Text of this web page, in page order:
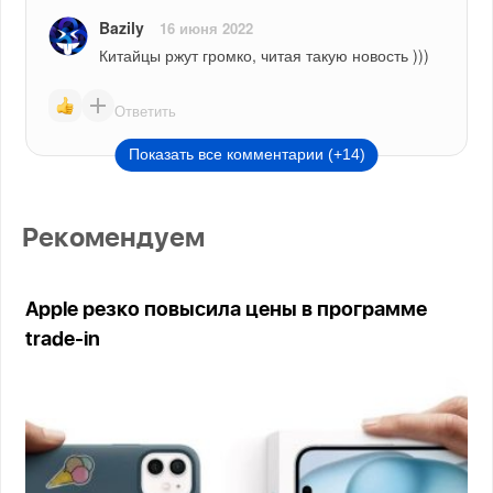
Bazily 16 июня 2022
Китайцы ржут громко, читая такую новость )))
Ответить
Показать все комментарии (+14)
Рекомендуем
Apple резко повысила цены в программе
trade-in